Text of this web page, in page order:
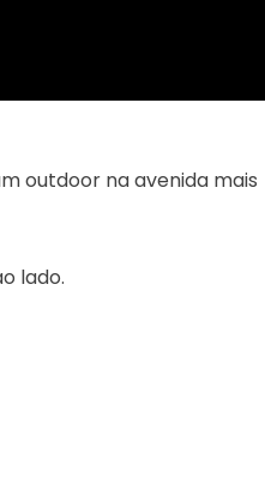
outdoor na avenida mais
lado.